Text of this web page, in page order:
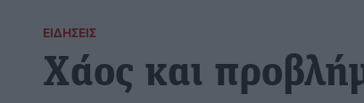
ΕΙΔΉΣΕΙΣ
Χάος και